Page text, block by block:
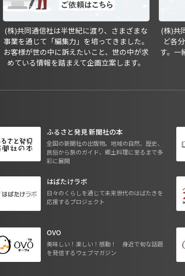
(株)共同通信社は半世紀に渡り、さまざまな
事業を通じて「編集力」を培ってきました。
お客様が世の中に訴えたいこと、世の中が求
めている情報を踏まえて企画立案します。
(株)共
ど各
す。一
ふるさと発見 新聞社の本
全国の新聞社の出版物。地域の自然、歴史、
民俗から旅のガイド、郷土料理に至るまで多
彩に展開
はばたけラボ
日々のくらしを通じて未来世代のはばたきを
応援するプロジェクト
OVO
美味しい！楽しい！感動！ 身近で旬な話題
を発信するウェブマガジン